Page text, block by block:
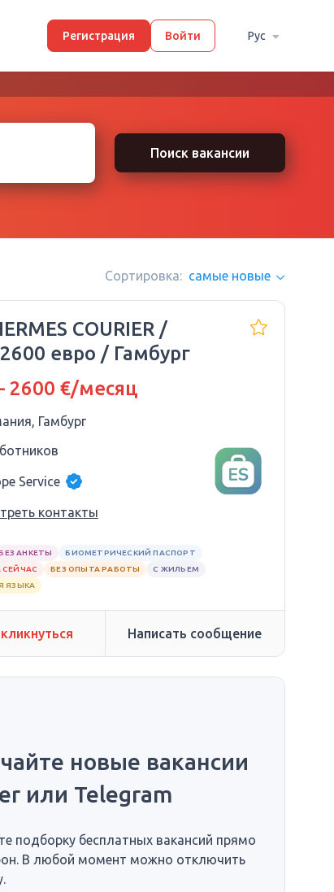
Регистрация Войти Рус
Поиск вакансии
Сортировка: самые новые
COURIER /
евро / Гамбург
2600 €/месяц
Гамбург
Service
контакты
АНКЕТЫ
БИОМЕТРИЧЕСКИЙ ПАСПОРТ
СЕЙЧАС
БЕЗ ОПЫТА РАБОТЫ
С ЖИЛЬЕМ
ЯЗЫКА
Написать сообщение
новые вакансии
или Telegram
подборку бесплатных вакансий прямо
В любой момент можно отключить